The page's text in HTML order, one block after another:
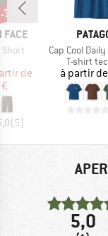
FACE
réduit
de
(5)
%
Article
Cap Cool Daily Shirt
Product
T-shirt
à partir de
5,0